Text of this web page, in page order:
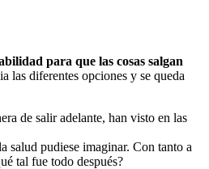
para que las cosas salgan
las diferentes opciones y se queda
de salir adelante, han visto en las
salud pudiese imaginar. Con tanto a
tal fue todo después?